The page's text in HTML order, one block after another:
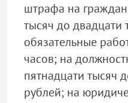
штрафа на
тысяч до двадцати
обязательные
часов; на
пятнадцати тысяч
рублей; на